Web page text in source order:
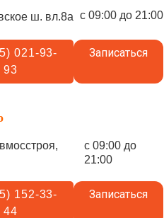
ш. вл.8а с 09:00 до 21:00
021-93-
93
Записаться
с 09:00 до
21:00
152-33-
44
Записаться